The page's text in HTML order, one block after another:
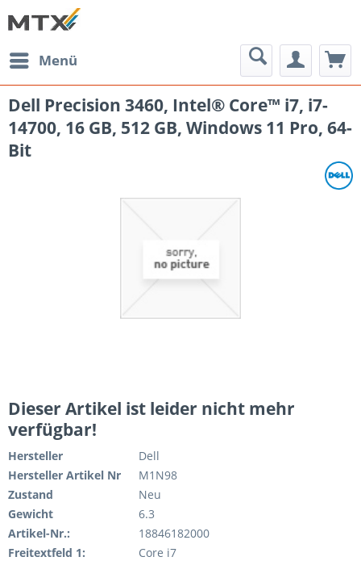
Menü
Dell Precision 3460, Intel® Core™ i7, i7-
14700, 16 GB, 512 GB, Windows 11 Pro, 64-
Bit
Dieser Artikel ist leider nicht mehr
verfügbar!
Hersteller
Dell
Hersteller Artikel Nr
M1N98
Zustand
Neu
Gewicht
6.3
Artikel-Nr.:
18846182000
Freitextfeld 1:
Core i7